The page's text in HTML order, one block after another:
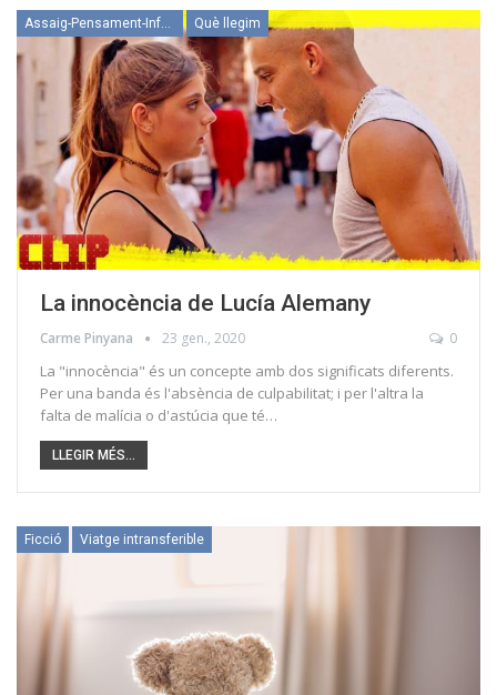
Assaig-Pensament-Informació Què llegim
La innocència de Lucía Alemany
Carme Pinyana 23 gen., 2020 0
La "innocència" és un concepte amb dos significats diferents.
Per una banda és l'absència de culpabilitat; i per l'altra la
falta de malícia o d'astúcia que té…
LLEGIR MÉS...
Ficció Viatge intransferible